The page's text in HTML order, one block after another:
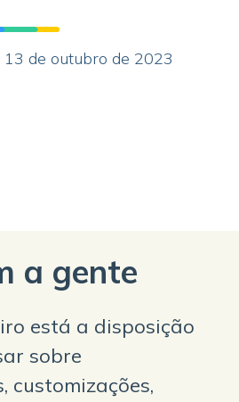
13 de outubro de 2023
a gente
está a disposição
sobre
customizações,